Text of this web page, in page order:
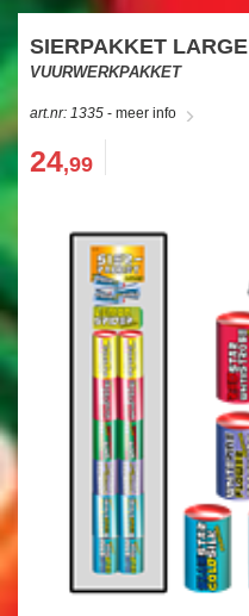
SIERPAKKET LARGE
VUURWERKPAKKET
art.nr: 1335 - meer info
24,99